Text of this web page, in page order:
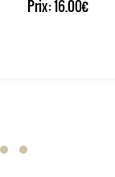
Prix:16.00€